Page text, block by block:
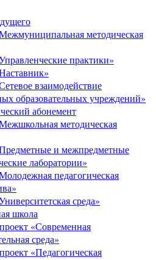
методическая
практики»
взаимодействие
образовательных учреждений»
абонемент
методическая
и межпредметные
лаборатории»
педагогическая
среда»
школа
«Современная
среда»
«Педагогическая